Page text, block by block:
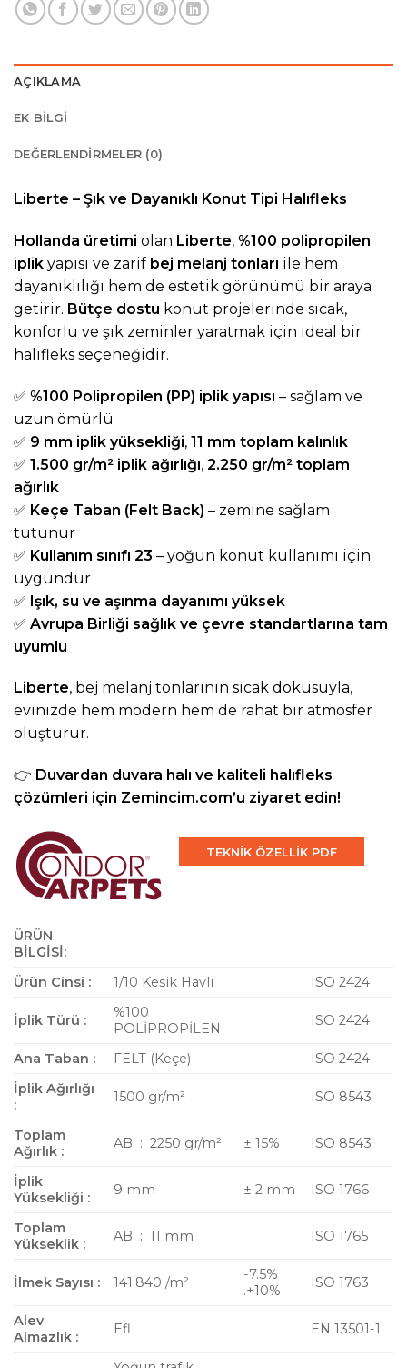
AÇIKLAMA
EK BILGI
DEĞERLENDIRMELER (0)
Liberte – Şık ve Dayanıklı Konut Tipi Halıfleks
Hollanda üretimi olan Liberte, %100 polipropilen
iplik yapısı ve zarif bej melanj tonları ile hem
dayanıklılığı hem de estetik görünümü bir araya
getirir. Bütçe dostu konut projelerinde sıcak,
konforlu ve şık zeminler yaratmak için ideal bir
halıfleks seçeneğidir.
✅ %100 Polipropilen (PP) iplik yapısı – sağlam ve
uzun ömürlü
✅ 9 mm iplik yüksekliği, 11 mm toplam kalınlık
✅ 1.500 gr/m² iplik ağırlığı, 2.250 gr/m² toplam
ağırlık
✅ Keçe Taban (Felt Back) – zemine sağlam
tutunur
✅ Kullanım sınıfı 23 – yoğun konut kullanımı için
uygundur
✅ Işık, su ve aşınma dayanımı yüksek
✅ Avrupa Birliği sağlık ve çevre standartlarına tam
uyumlu
Liberte, bej melanj tonlarının sıcak dokusuyla,
evinizde hem modern hem de rahat bir atmosfer
oluşturur.
👉 Duvardan duvara halı ve kaliteli halıfleks
çözümleri için Zemincim.com’u ziyaret edin!
TEKNİK ÖZELLİK PDF
ÜRÜN
BİLGİSİ:
Ürün Cinsi :
1/10 Kesik Havlı ISO 2424
İplik Türü :
%100
POLİPROPİLEN
ISO 2424
Ana Taban : FELT (Keçe)
ISO 2424
İplik Ağırlığı
:
1500 gr/m² ISO 8543
Toplam
Ağırlık :
AB : 2250 gr/m² ± 15% ISO 8543
İplik
Yüksekliği :
9 mm ± 2 mm ISO 1766
Toplam
Yükseklik :
AB : 11 mm ISO 1765
İlmek Sayısı : 141.840 /m²
-7.5%
.+10%
ISO 1763
Alev
Almazlık :
Efl EN 13501-1